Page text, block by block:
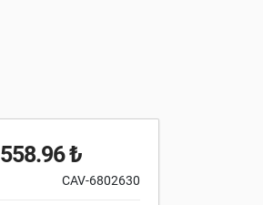
558.96 ₺
CAV-6802630